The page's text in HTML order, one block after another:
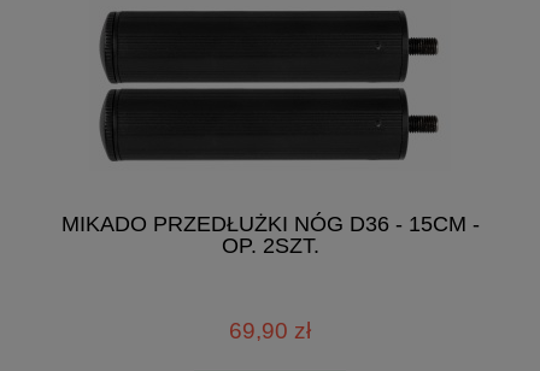
MIKADO PRZEDŁUŻKI NÓG D36 - 15CM -
OP. 2SZT.
69,90 zł